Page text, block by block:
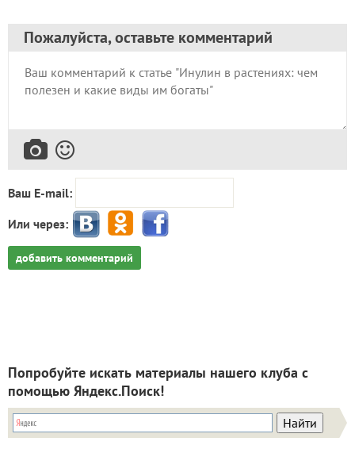
Пожалуйста, оставьте комментарий
Ваш E-mail:
Или через:
добавить комментарий
Попробуйте искать материалы нашего клуба с
помощью Яндекс.Поиск!